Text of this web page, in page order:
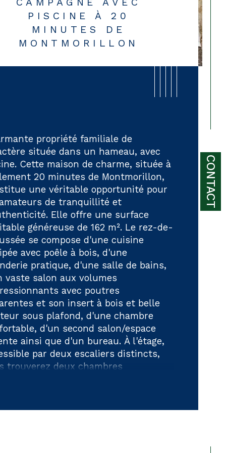
CONTACT
CAMPAGNE AVEC
PISCINE À 20
MINUTES DE
MONTMORILLON
Valeurs
de chambre(s)
de pièces
salle de bains
salle d'eau
propriété familiale de
située dans un hameau, avec
Cette maison de charme, située à
20 minutes de Montmorillon,
une véritable opportunité pour
de tranquillité et
Elle offre une surface
généreuse de 162 m². Le rez-de-
se compose d'une cuisine
avec poêle à bois, d'une
pratique, d'une salle de bains,
vaste salon aux volumes
avec poutres
et son insert à bois et belle
sous plafond, d'une chambre
d'un second salon/espace
ainsi que d'un bureau. À l'étage,
par deux escaliers distincts,
trouverez deux chambres